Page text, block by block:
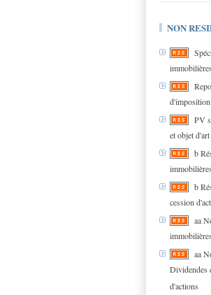
NON
d'imposition
PV
et objet d'art
b
immobilières
b
cession
aa
immobilières
aa
Dividendes
d'actions